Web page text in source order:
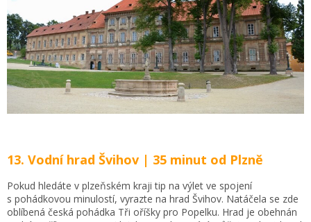
13. Vodní hrad Švihov | 35 minut od Plzně
Pokud hledáte v plzeňském kraji tip na výlet ve spojení
s pohádkovou minulostí, vyrazte na hrad Švihov. Natáčela se zde
oblíbená česká pohádka Tři oříšky pro Popelku. Hrad je obehnán